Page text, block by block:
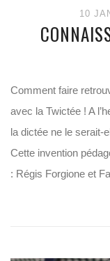
10
Comment faire
avec la Twictée ! A
la dictée ne le serait-
Cette invention
: Régis Forgione et